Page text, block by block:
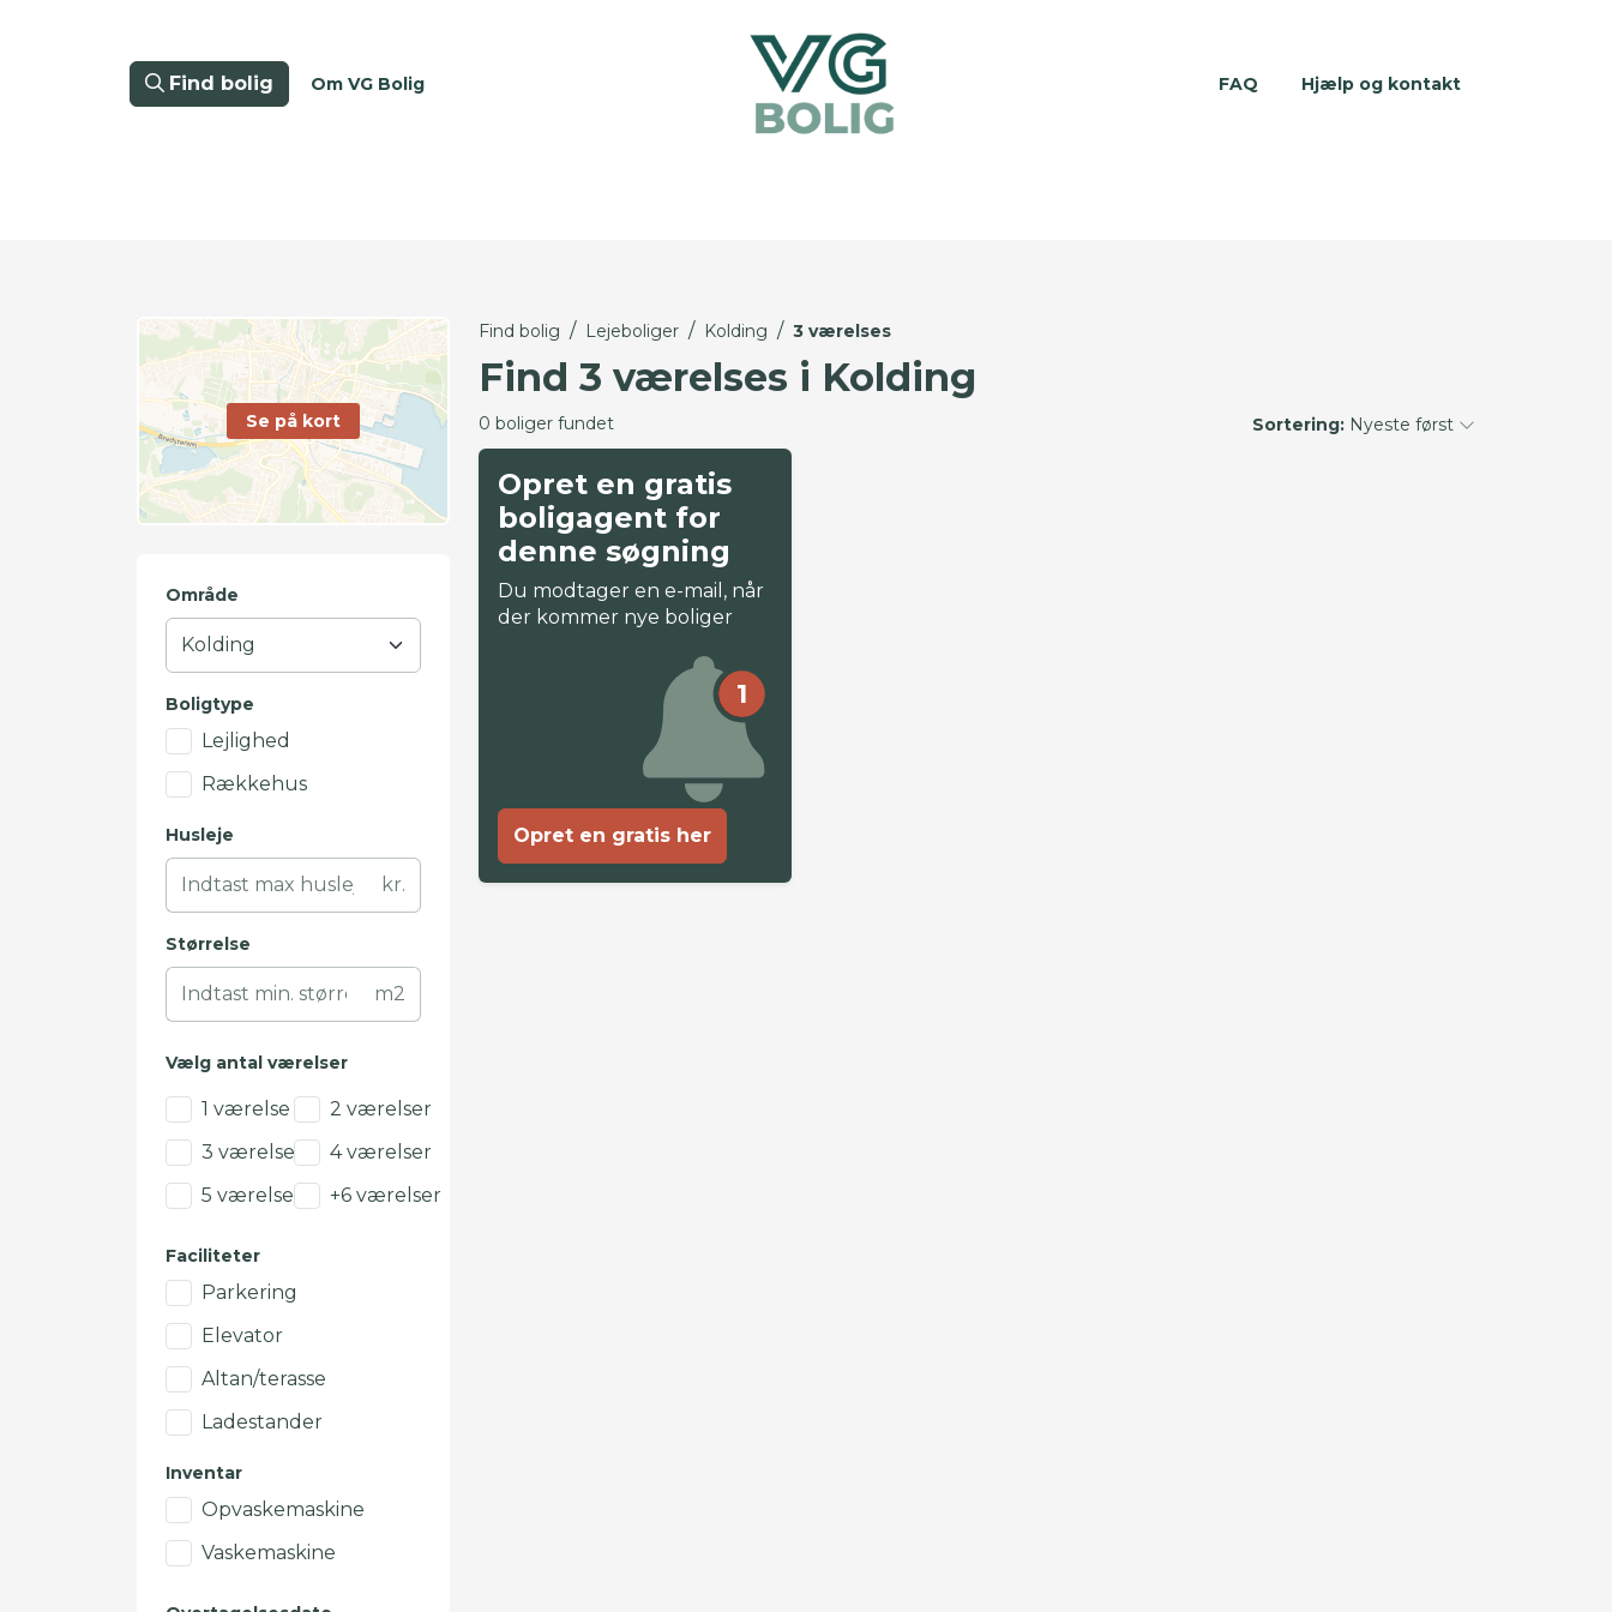
Find bolig Om VG Bolig FAQ Hjælp og kontakt
Se på kort
Område
Boligtype
Lejlighed
Rækkehus
Husleje
kr.
Størrelse
m2
Vælg antal værelser
1 værelse
2 værelser
3 værelser
4 værelser
5 værelser
+6 værelser
Faciliteter
Parkering
Elevator
Altan/terasse
Ladestander
Inventar
Opvaskemaskine
Vaskemaskine
Find bolig / Lejeboliger / Kolding / 3 værelses
Find 3 værelses i Kolding
0 boliger fundet Sortering: Nyeste først
Opret en gratis
boligagent for
denne søgning
Du modtager en e-mail, når
der kommer nye boliger
1
Opret en gratis her